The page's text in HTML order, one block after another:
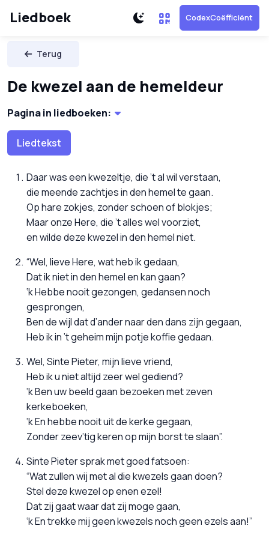
Liedboek CodexCoëfficiënt
Terug
De kwezel aan de hemeldeur
Pagina in liedboeken:
Liedtekst
Daar was een kwezeltje, die ’t al wil verstaan,
die meende zachtjes in den hemel te gaan.
Op hare zokjes, zonder schoen of blokjes;
Maar onze Here, die ’t alles wel voorziet,
en wilde deze kwezel in den hemel niet.
“Wel, lieve Here, wat heb ik gedaan,
Dat ik niet in den hemel en kan gaan?
‘k Hebbe nooit gezongen, gedansen noch
gesprongen,
Ben de wijl dat d’ander naar den dans zijn gegaan,
Heb ik in ’t geheim mijn potje koffie gedaan.
Wel, Sinte Pieter, mijn lieve vriend,
Heb ik u niet altijd zeer wel gediend?
‘k Ben uw beeld gaan bezoeken met zeven
kerkeboeken,
‘k En hebbe nooit uit de kerke gegaan,
Zonder zeev’tig keren op mijn borst te slaan”.
Sinte Pieter sprak met goed fatsoen:
“Wat zullen wij met al die kwezels gaan doen?
Stel deze kwezel op enen ezel!
Dat zij gaat waar dat zij moge gaan,
‘k En trekke mij geen kwezels noch geen ezels aan!”